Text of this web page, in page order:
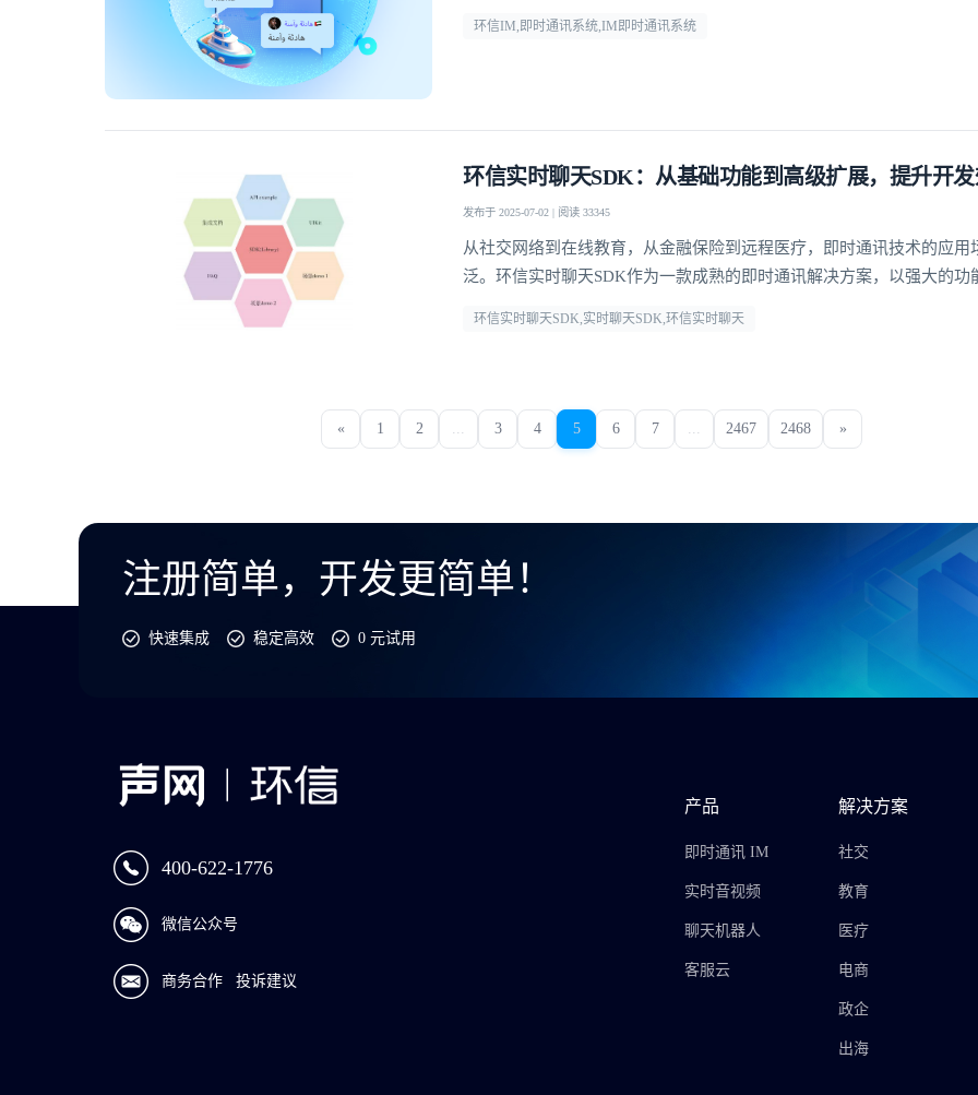
环信IM,即时通讯系统,IM即时通讯系统
环信实时聊天SDK：从基础功能到高级扩展，提升开
发布于 2025-07-02 | 阅读 33345
从社交网络到在线教育，从金融保险到远程医疗，即时通讯技术的应用
泛。环信实时聊天SDK作为一款成熟的即时通讯解决方案，以强大的功
环信实时聊天SDK,实时聊天SDK,环信实时聊天
« 1 2 3 4 5 6 7 2467 2468 »
注册简单，开发更简单！
快速集成 稳定高效 0 元试用
400-622-1776
微信公众号
商务合作 投诉建议
产品
即时通讯 IM
实时音视频
聊天机器人
客服云
解决方案
社交
教育
医疗
电商
政企
出海